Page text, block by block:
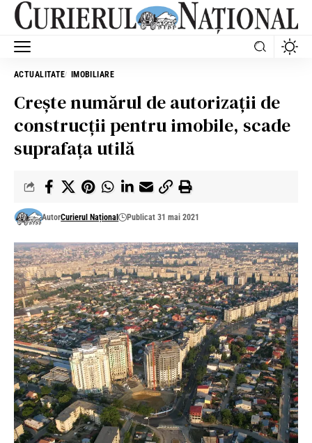
ACTUALITATE IMOBILIARE
Creşte numărul de autorizaţii de
construcţii pentru imobile, scade
suprafaţa utilă
AutorCurierul Național Publicat 31 mai 2021